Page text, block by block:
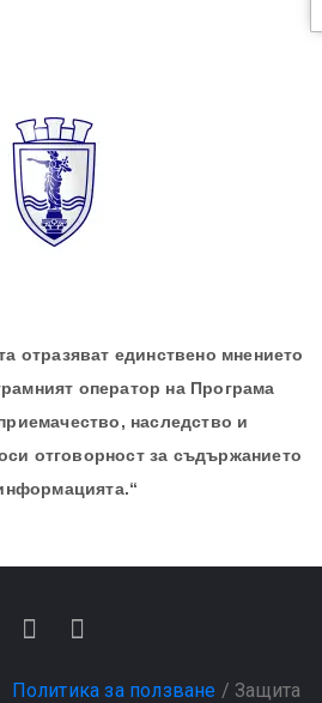
отразяват единствено мнението
оператор на Програма
наследство и
отговорност за съдържанието
Политика за ползване / Защита